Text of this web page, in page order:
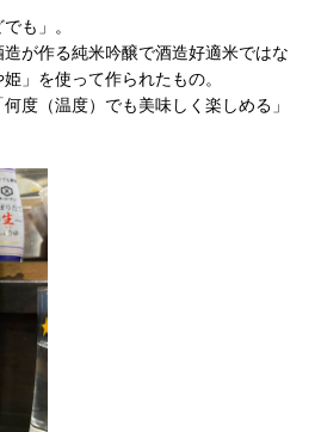
も」。
が作る純米吟醸で酒造好適米ではな
」を使って作られたもの。
度（温度）でも美味しく楽しめる」